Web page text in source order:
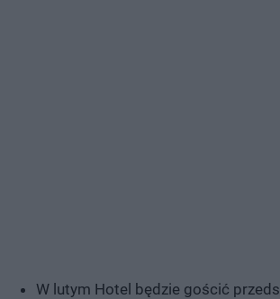
W lutym Hotel będzie gościć